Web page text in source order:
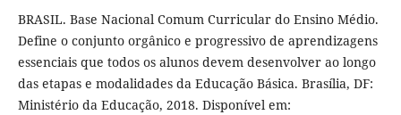
BRASIL. Base Nacional Comum Curricular do Ensino Médio.
Define o conjunto orgânico e progressivo de aprendizagens
essenciais que todos os alunos devem desenvolver ao longo
das etapas e modalidades da Educação Básica. Brasília, DF:
Ministério da Educação, 2018. Disponível em: